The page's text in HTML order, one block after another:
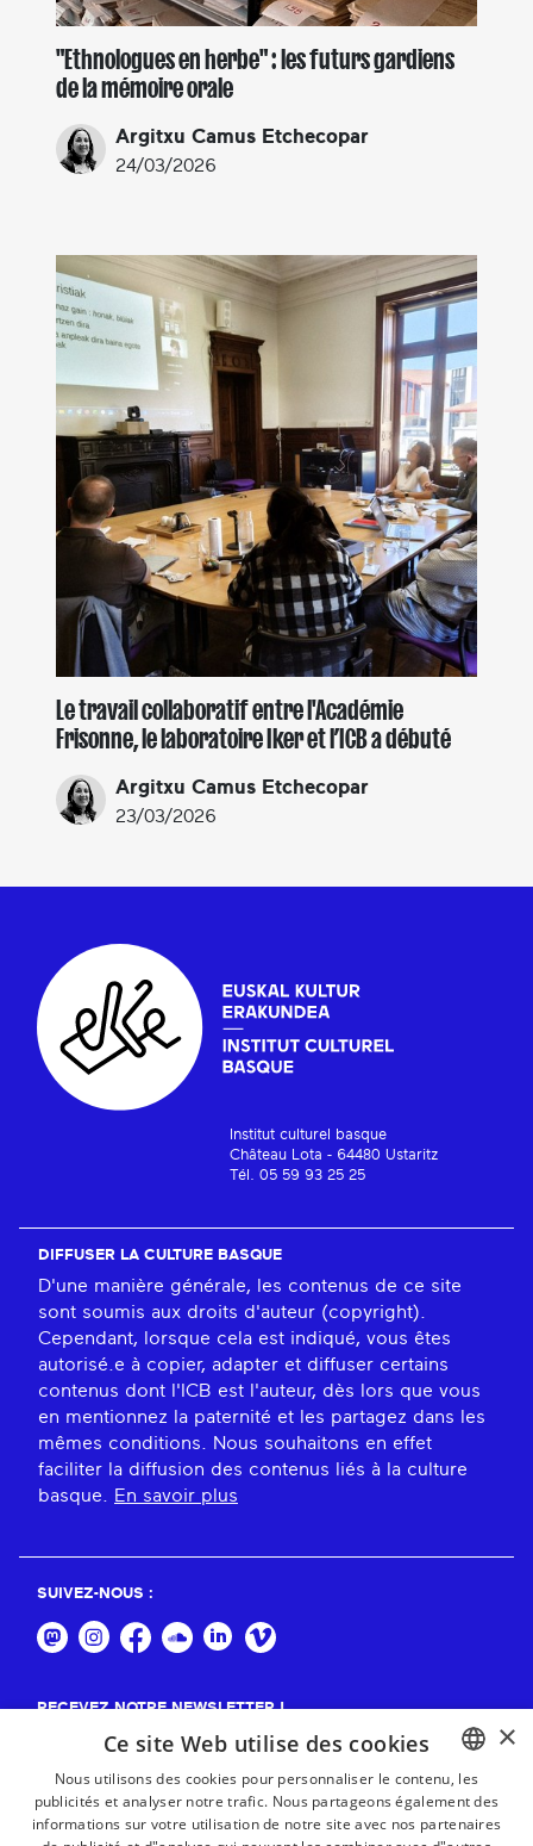
"Ethnologues en herbe" : les futurs gardiens
de la mémoire orale
Argitxu Camus Etchecopar
24/03/2026
Le travail collaboratif entre l'Académie
Frisonne, le laboratoire Iker et l’ICB a débuté
Argitxu Camus Etchecopar
23/03/2026
Institut culturel basque
Château Lota - 64480 Ustaritz
Tél. 05 59 93 25 25
DIFFUSER LA CULTURE BASQUE
D'une manière générale, les contenus de ce site
sont soumis aux droits d'auteur (copyright).
Cependant, lorsque cela est indiqué, vous êtes
autorisé.e à copier, adapter et diffuser certains
contenus dont l'ICB est l'auteur, dès lors que vous
en mentionnez la paternité et les partagez dans les
mêmes conditions. Nous souhaitons en effet
faciliter la diffusion des contenus liés à la culture
basque. En savoir plus
SUIVEZ-NOUS :
RECEVEZ NOTRE NEWSLETTER !
BASQUE
FRENCH
×
Ce site Web utilise des cookies
Nous utilisons des cookies pour personnaliser le contenu, les
publicités et analyser notre trafic. Nous partageons également des
informations sur votre utilisation de notre site avec nos partenaires